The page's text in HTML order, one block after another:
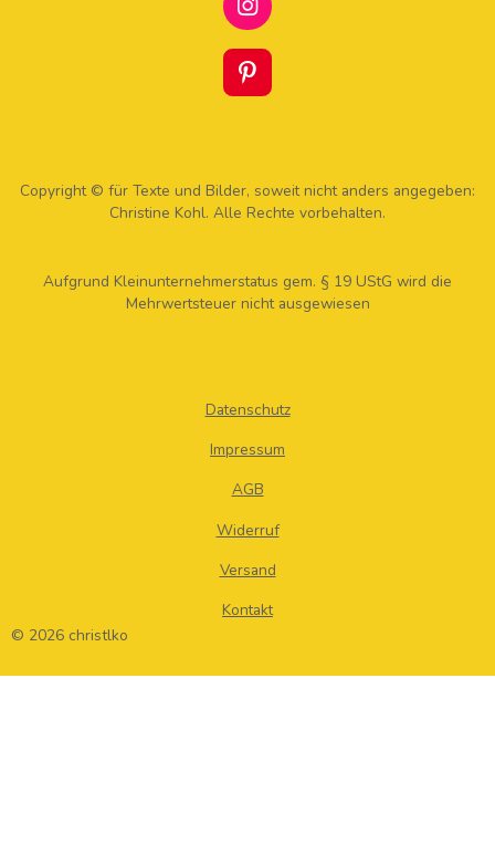
I
N
S
T
A
M
P
I
R
E
Copyright © für Texte und Bilder, soweit nicht anders angegeben:
Christine Kohl. Alle Rechte vorbehalten.
Aufgrund Kleinunternehmerstatus gem. § 19 UStG wird die
Mehrwertsteuer nicht ausgewiesen
Datenschutz
Impressum
AGB
Widerruf
Versand
Kontakt
© 2026 christlko